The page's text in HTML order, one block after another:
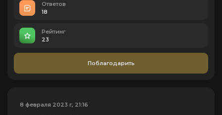
Ответов
18
Рейтинг
23
Поблагодарить
8 февраля 2023 г, 21:16